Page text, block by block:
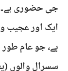
جی حضوری ہے۔
ایک اور عجیب
ہے، جو عام
سسرال والوں